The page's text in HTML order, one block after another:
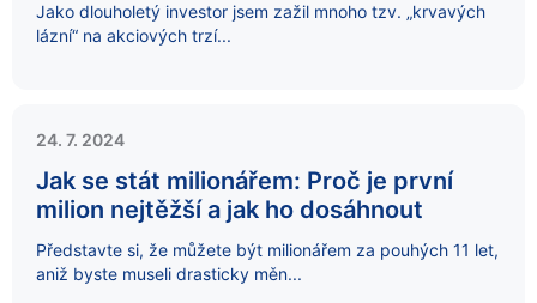
Jako dlouholetý investor jsem zažil mnoho tzv. „krvavých
lázní“ na akciových trzí...
24. 7. 2024
Jak se stát milionářem: Proč je první
milion nejtěžší a jak ho dosáhnout
Představte si, že můžete být milionářem za pouhých 11 let,
aniž byste museli drasticky měn...